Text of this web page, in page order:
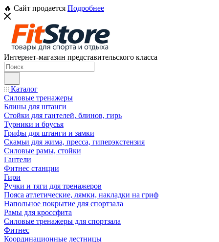
🔥 Сайт продается Подробнее
Интернет-магазин представительского класса
Каталог
Силовые тренажеры
Блины для штанги
Стойки для гантелей, блинов, гирь
Турники и брусья
Грифы для штанги и замки
Скамьи для жима, пресса, гиперэкстензия
Силовые рамы, стойки
Гантели
Фитнес станции
Гири
Ручки и тяги для тренажеров
Пояса атлетические, лямки, накладки на гриф
Напольное покрытие для спортзала
Рамы для кроссфита
Силовые тренажеры для спортзала
Фитнес
Координационные лестницы